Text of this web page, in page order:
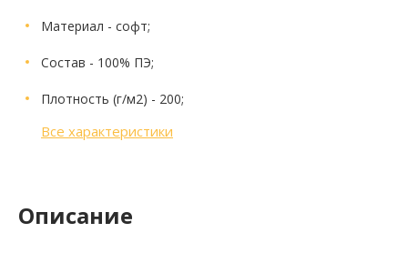
Материал - софт;
Состав - 100% ПЭ;
Плотность (г/м2) - 200;
Все характеристики
Описание